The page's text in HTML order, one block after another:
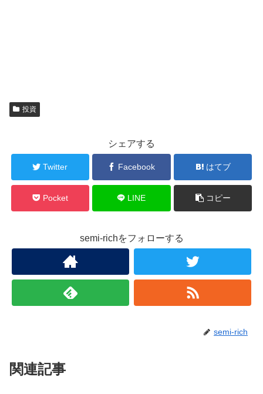
投資
シェアする
Twitter Facebook はてブ
Pocket LINE コピー
semi-richをフォローする
semi-rich
関連記事